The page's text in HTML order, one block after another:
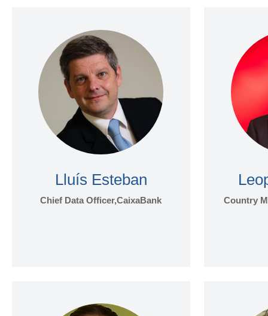
Lluís Esteban
Chief Data Officer,CaixaBank Country